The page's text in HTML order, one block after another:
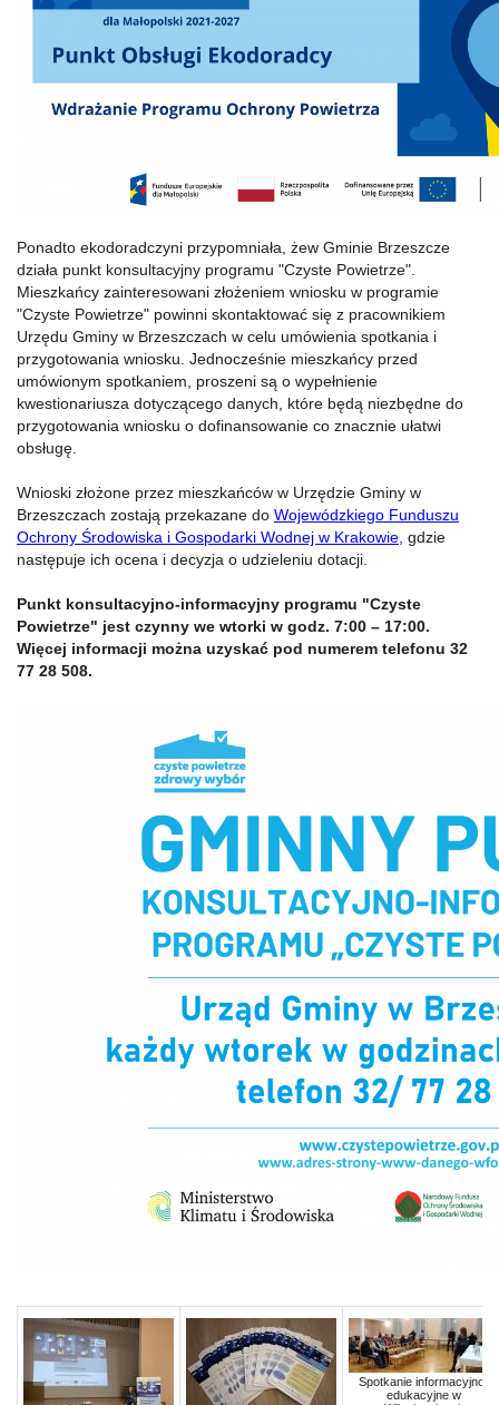
Ponadto ekodoradczyni przypomniała, żew Gminie Brzeszcze
działa punkt konsultacyjny programu "Czyste Powietrze".
Mieszkańcy zainteresowani złożeniem wniosku w programie
"Czyste Powietrze" powinni skontaktować się z pracownikiem
Urzędu Gminy w Brzeszczach w celu umówienia spotkania i
przygotowania wniosku. Jednocześnie mieszkańcy przed
umówionym spotkaniem, proszeni są o wypełnienie
kwestionariusza dotyczącego danych, które będą niezbędne do
przygotowania wniosku o dofinansowanie co znacznie ułatwi
obsługę.
Wnioski złożone przez mieszkańców w Urzędzie Gminy w
Brzeszczach zostają przekazane do Wojewódzkiego Funduszu
Ochrony Środowiska i Gospodarki Wodnej w Krakowie, gdzie
następuje ich ocena i decyzja o udzieleniu dotacji.
Punkt konsultacyjno-informacyjny programu "Czyste
Powietrze" jest czynny we wtorki w godz. 7:00 – 17:00.
Więcej informacji można uzyskać pod numerem telefonu 32
77 28 508.
Spotkanie informacyjno-
edukacyjne w